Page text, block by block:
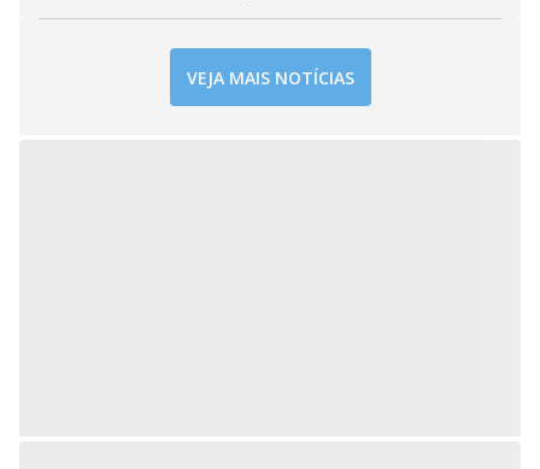
VEJA MAIS NOTÍCIAS